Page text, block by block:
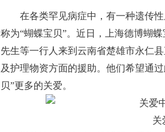
在各类罕见病症中，有一种遗传
称为“蝴蝶宝贝”。近日，上海德博蝴
先生等一行人来到云南省楚雄市永仁
及护理物资方面的援助。他们希望通
贝”更多的关爱。
关